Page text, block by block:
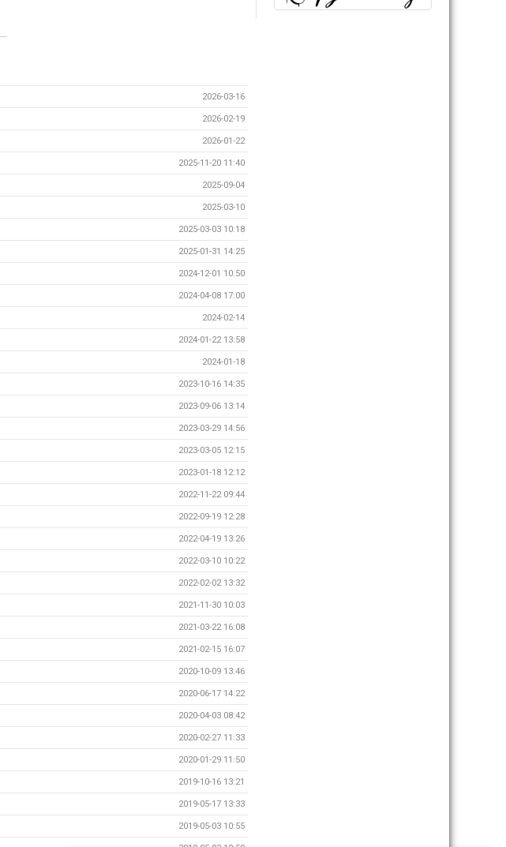
2026-03-16
2026-02-19
2026-01-22
2025-11-20 11:40
2025-09-04
2025-03-10
2025-03-03 10:18
2025-01-31 14:25
2024-12-01 10:50
2024-04-08 17:00
2024-02-14
2024-01-22 13:58
2024-01-18
2023-10-16 14:35
2023-09-06 13:14
2023-03-29 14:56
2023-03-05 12:15
2023-01-18 12:12
2022-11-22 09:44
2022-09-19 12:28
2022-04-19 13:26
2022-03-10 10:22
2022-02-02 13:32
2021-11-30 10:03
2021-03-22 16:08
2021-02-15 16:07
2020-10-09 13:46
2020-06-17 14:22
2020-04-03 08:42
2020-02-27 11:33
2020-01-29 11:50
2019-10-16 13:21
2019-05-17 13:33
2019-05-03 10:55